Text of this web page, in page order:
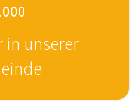
unserer